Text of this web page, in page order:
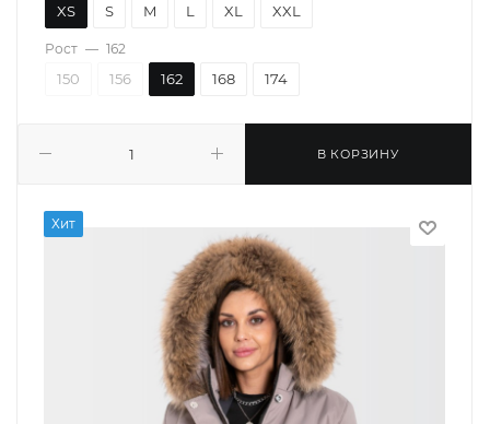
В КОРЗИНУ
XS S M L XL XXL
Рост — 162
150 156 162 168 174
Хит